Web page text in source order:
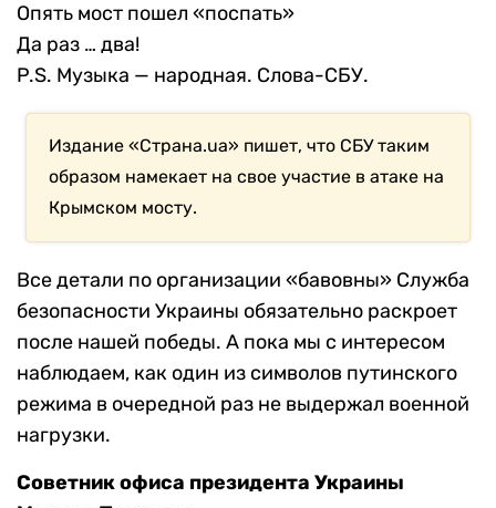
Опять мост пошел «поспать»
Да раз … два!
P.S. Музыка — народная. Слова-СБУ.
Издание «Страна.ua» пишет, что СБУ таким
образом намекает на свое участие в атаке на
Крымском мосту.
Все детали по организации «бавовны» Служба
безопасности Украины обязательно раскроет
после нашей победы. А пока мы с интересом
наблюдаем, как один из символов путинского
режима в очередной раз не выдержал военной
нагрузки.
Советник офиса президента Украины